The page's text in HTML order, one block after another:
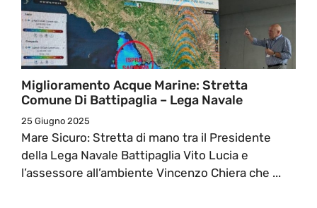
Miglioramento Acque Marine: Stretta
Comune Di Battipaglia – Lega Navale
25 Giugno 2025
Mare Sicuro: Stretta di mano tra il Presidente
della Lega Navale Battipaglia Vito Lucia e
l’assessore all’ambiente Vincenzo Chiera che ...